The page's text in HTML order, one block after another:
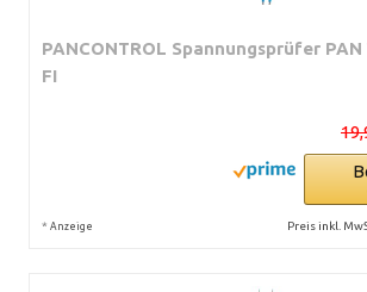
PANCONTROL Spannungsprüfer
FI
* Anzeige Preis inkl.